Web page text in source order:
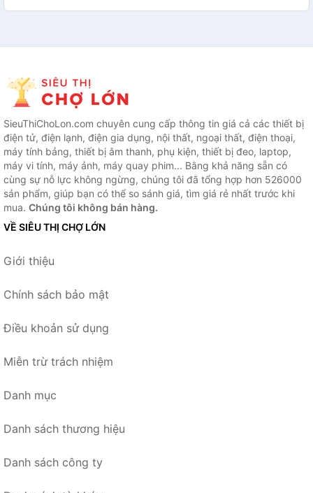
SieuThiChoLon.com chuyên cung cấp thông tin giá cả các thiết bị
điện tử, điện lạnh, điện gia dụng, nội thất, ngoại thất, điện thoại,
máy tính bảng, thiết bị âm thanh, phụ kiện, thiết bị đeo, laptop,
máy vi tính, máy ảnh, máy quay phim... Bằng khả năng sẵn có
cùng sự nỗ lực không ngừng, chúng tôi đã tổng hợp hơn 526000
sản phẩm, giúp bạn có thể so sánh giá, tìm giá rẻ nhất trước khi
mua. Chúng tôi không bán hàng.
VỀ SIÊU THỊ CHỢ LỚN
Giới thiệu
Chính sách bảo mật
Điều khoản sử dụng
Miễn trừ trách nhiệm
Danh mục
Danh sách thương hiệu
Danh sách công ty